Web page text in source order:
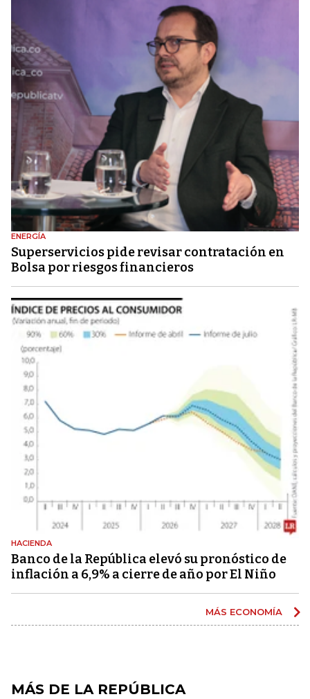
ENERGÍA
Superservicios pide revisar contratación en
Bolsa por riesgos financieros
HACIENDA
Banco de la República elevó su pronóstico de
inflación a 6,9% a cierre de año por El Niño
MÁS ECONOMÍA
MÁS DE LA REPÚBLICA